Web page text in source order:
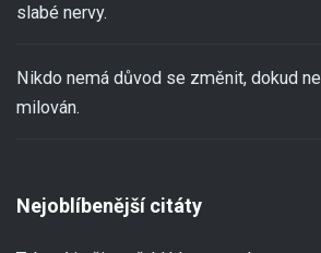
slabé nervy.
Nikdo nemá důvod se změnit, dokud
milován.
Nejoblíbenější citáty